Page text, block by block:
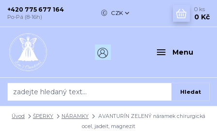
Menu
CZK
Hledat
+420 775 677 164
Po-Pá (8-16h)
0 ks
0 Kč
Úvod ŠPERKY NÁRAMKY
AVANTURÍN ZELENÝ náramek chirurgická
ocel, jadeit, magnezit